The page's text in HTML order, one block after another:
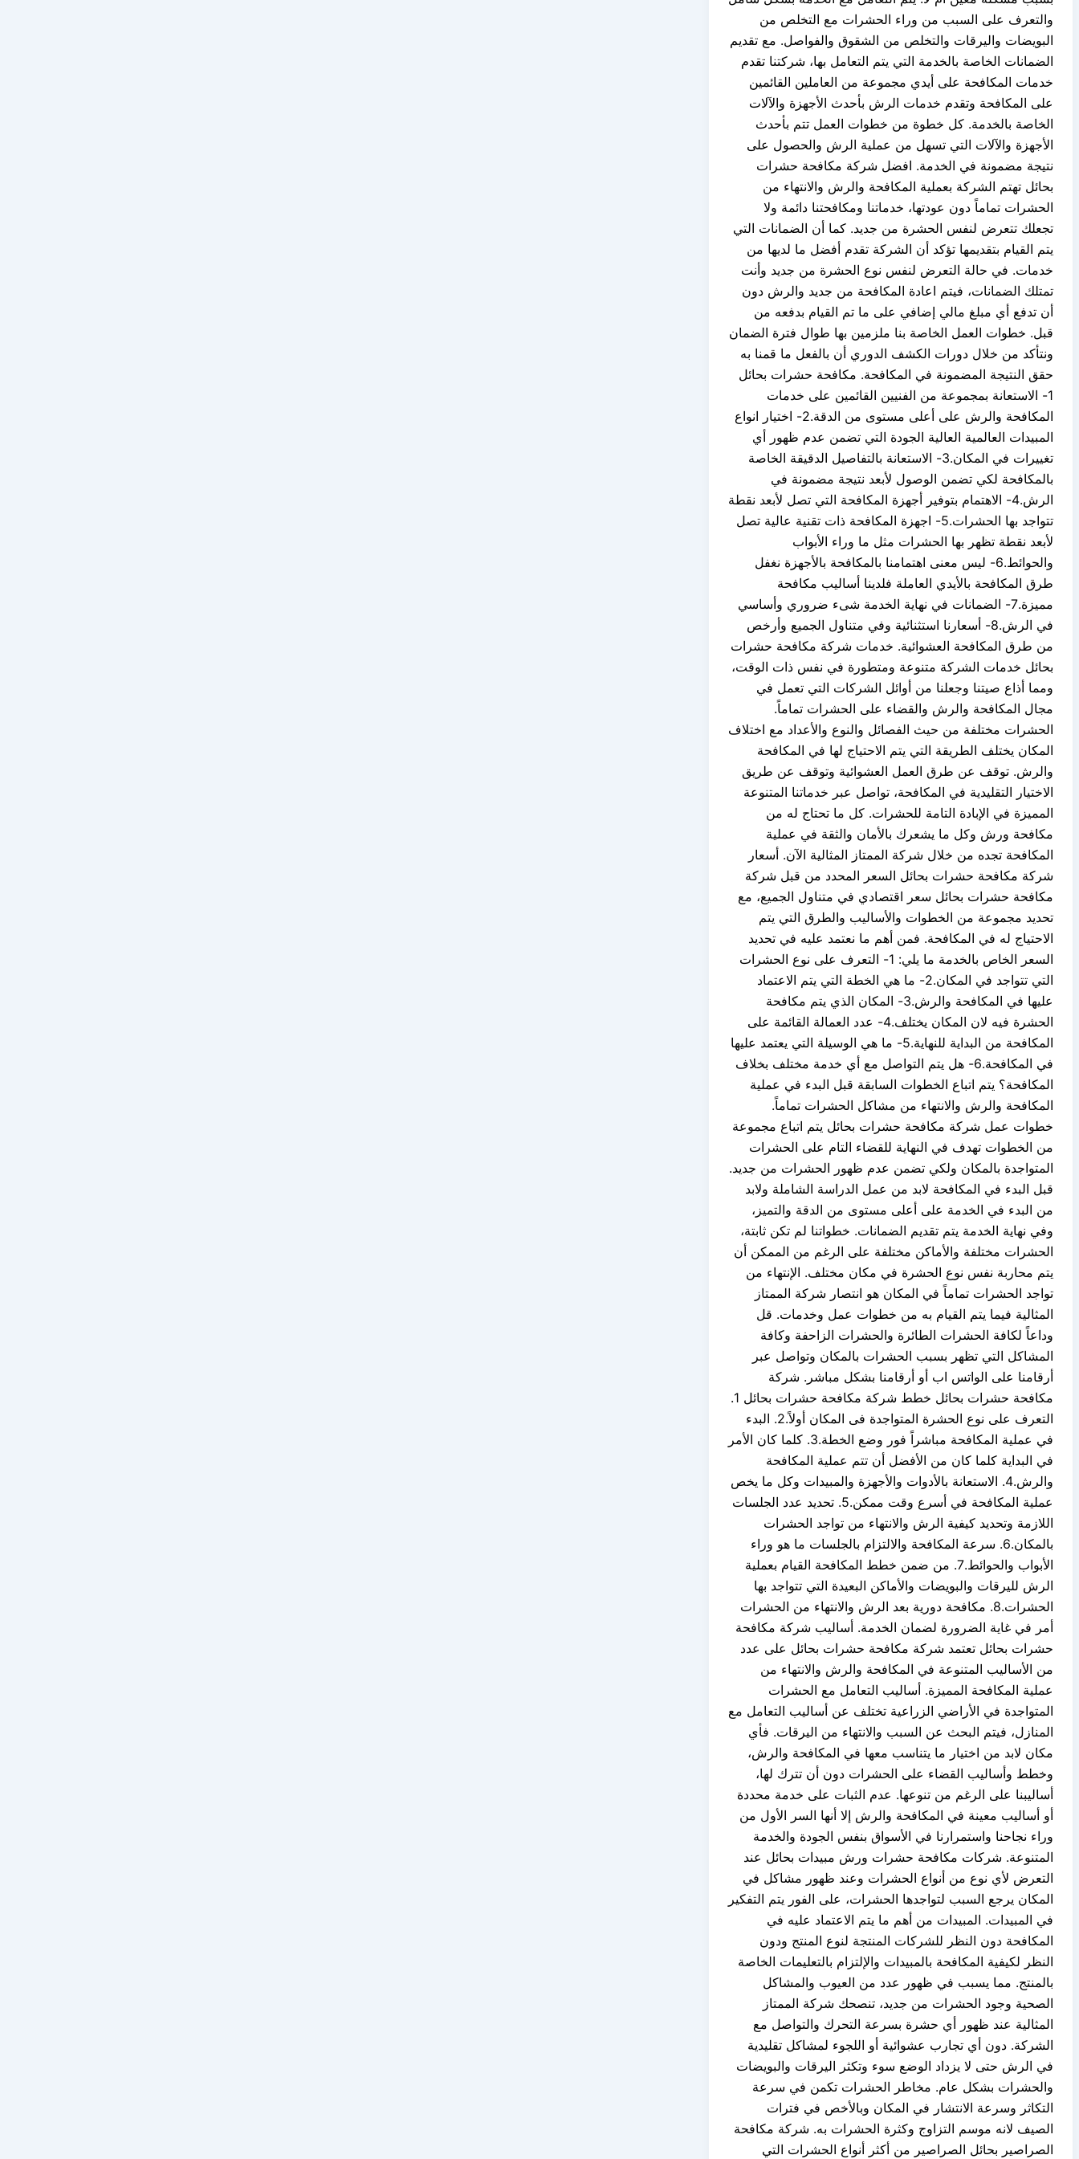
والتعرف على السبب من وراء الحشرات مع التخلص من
البويضات واليرقات والتخلص من الشقوق والفواصل. مع تقديم
الضمانات الخاصة بالخدمة التي يتم التعامل بها، شركتنا تقدم
خدمات المكافحة على أيدي مجموعة من العاملين القائمين
على المكافحة وتقدم خدمات الرش بأحدث الأجهزة والآلات
الخاصة بالخدمة. كل خطوة من خطوات العمل تتم بأحدث
الأجهزة والآلات التي تسهل من عملية الرش والحصول على
نتيجة مضمونة في الخدمة. افضل شركة مكافحة حشرات
بحائل تهتم الشركة بعملية المكافحة والرش والانتهاء من
الحشرات تماماً دون عودتها، خدماتنا ومكافحتنا دائمة ولا
تجعلك تتعرض لنفس الحشرة من جديد. كما أن الضمانات التي
يتم القيام بتقديمها تؤكد أن الشركة تقدم أفضل ما لديها من
خدمات. في حالة التعرض لنفس نوع الحشرة من جديد وأنت
تمتلك الضمانات، فيتم اعادة المكافحة من جديد والرش دون
أن تدفع أي مبلغ مالي إضافي على ما تم القيام بدفعه من
قبل. خطوات العمل الخاصة بنا ملزمين بها طوال فترة الضمان
ونتأكد من خلال دورات الكشف الدوري أن بالفعل ما قمنا به
حقق النتيجة المضمونة في المكافحة. مكافحة حشرات بحائل
1- الاستعانة بمجموعة من الفنيين القائمين على خدمات
المكافحة والرش على أعلى مستوى من الدقة.2- اختيار انواع
المبيدات العالمية العالية الجودة التي تضمن عدم ظهور أي
تغييرات في المكان.3- الاستعانة بالتفاصيل الدقيقة الخاصة
بالمكافحة لكي تضمن الوصول لأبعد نتيجة مضمونة في
الرش.4- الاهتمام بتوفير أجهزة المكافحة التي تصل لأبعد نقطة
تتواجد بها الحشرات.5- اجهزة المكافحة ذات تقنية عالية تصل
لأبعد نقطة تظهر بها الحشرات مثل ما وراء الأبواب
والحوائط.6- ليس معنى اهتمامنا بالمكافحة بالأجهزة نغفل
طرق المكافحة بالأيدي العاملة فلدينا أساليب مكافحة
مميزة.7- الضمانات في نهاية الخدمة شىء ضروري وأساسي
في الرش.8- أسعارنا استثنائية وفي متناول الجميع وأرخص
من طرق المكافحة العشوائية. خدمات شركة مكافحة حشرات
بحائل خدمات الشركة متنوعة ومتطورة في نفس ذات الوقت،
ومما أذاع صيتنا وجعلنا من أوائل الشركات التي تعمل في
مجال المكافحة والرش والقضاء على الحشرات تماماً.
الحشرات مختلفة من حيث الفصائل والنوع والأعداد مع اختلاف
المكان يختلف الطريقة التي يتم الاحتياج لها في المكافحة
والرش. توقف عن طرق العمل العشوائية وتوقف عن طريق
الاختيار التقليدية في المكافحة، تواصل عبر خدماتنا المتنوعة
المميزة في الإبادة التامة للحشرات. كل ما تحتاج له من
مكافحة ورش وكل ما يشعرك بالأمان والثقة في عملية
المكافحة تجده من خلال شركة الممتاز المثالية الآن. أسعار
شركة مكافحة حشرات بحائل السعر المحدد من قبل شركة
مكافحة حشرات بحائل سعر اقتصادي في متناول الجميع، مع
تحديد مجموعة من الخطوات والأساليب والطرق التي يتم
الاحتياج له في المكافحة. فمن أهم ما نعتمد عليه في تحديد
السعر الخاص بالخدمة ما يلي: 1- التعرف على نوع الحشرات
التي تتواجد في المكان.2- ما هي الخطة التي يتم الاعتماد
عليها في المكافحة والرش.3- المكان الذي يتم مكافحة
الحشرة فيه لان المكان يختلف.4- عدد العمالة القائمة على
المكافحة من البداية للنهاية.5- ما هي الوسيلة التي يعتمد عليها
في المكافحة.6- هل يتم التواصل مع أي خدمة مختلف بخلاف
المكافحة؟ يتم اتباع الخطوات السابقة قبل البدء في عملية
المكافحة والرش والانتهاء من مشاكل الحشرات تماماً.
خطوات عمل شركة مكافحة حشرات بحائل يتم اتباع مجموعة
من الخطوات تهدف في النهاية للقضاء التام على الحشرات
المتواجدة بالمكان ولكي تضمن عدم ظهور الحشرات من جديد.
قبل البدء في المكافحة لابد من عمل الدراسة الشاملة ولابد
من البدء في الخدمة على أعلى مستوى من الدقة والتميز،
وفي نهاية الخدمة يتم تقديم الضمانات. خطواتنا لم تكن ثابتة،
الحشرات مختلفة والأماكن مختلفة على الرغم من الممكن أن
يتم محاربة نفس نوع الحشرة في مكان مختلف. الإنتهاء من
تواجد الحشرات تماماً في المكان هو انتصار شركة الممتاز
المثالية فيما يتم القيام به من خطوات عمل وخدمات. قل
وداعاً لكافة الحشرات الطائرة والحشرات الزاحفة وكافة
المشاكل التي تظهر بسبب الحشرات بالمكان وتواصل عبر
أرقامنا على الواتس اب أو أرقامنا بشكل مباشر. شركة
مكافحة حشرات بحائل خطط شركة مكافحة حشرات بحائل 1.
التعرف على نوع الحشرة المتواجدة فى المكان أولاً.2. البدء
في عملية المكافحة مباشراً فور وضع الخطة.3. كلما كان الأمر
في البداية كلما كان من الأفضل أن تتم عملية المكافحة
والرش.4. الاستعانة بالأدوات والأجهزة والمبيدات وكل ما يخص
عملية المكافحة في أسرع وقت ممكن.5. تحديد عدد الجلسات
اللازمة وتحديد كيفية الرش والانتهاء من تواجد الحشرات
بالمكان.6. سرعة المكافحة والالتزام بالجلسات ما هو وراء
الأبواب والحوائط.7. من ضمن خطط المكافحة القيام بعملية
الرش لليرقات والبويضات والأماكن البعيدة التي تتواجد بها
الحشرات.8. مكافحة دورية بعد الرش والانتهاء من الحشرات
أمر في غاية الضرورة لضمان الخدمة. أساليب شركة مكافحة
حشرات بحائل تعتمد شركة مكافحة حشرات بحائل على عدد
من الأساليب المتنوعة في المكافحة والرش والانتهاء من
عملية المكافحة المميزة. أساليب التعامل مع الحشرات
المتواجدة في الأراضي الزراعية تختلف عن أساليب التعامل مع
المنازل، فيتم البحث عن السبب والانتهاء من اليرقات. فأي
مكان لابد من اختيار ما يتناسب معها في المكافحة والرش،
وخطط وأساليب القضاء على الحشرات دون أن تترك لها،
أساليبنا على الرغم من تنوعها. عدم الثبات على خدمة محددة
أو أساليب معينة في المكافحة والرش إلا أنها السر الأول من
وراء نجاحنا واستمرارنا في الأسواق بنفس الجودة والخدمة
المتنوعة. شركات مكافحة حشرات ورش مبيدات بحائل عند
التعرض لأي نوع من أنواع الحشرات وعند ظهور مشاكل في
المكان يرجع السبب لتواجدها الحشرات، على الفور يتم التفكير
في المبيدات. المبيدات من أهم ما يتم الاعتماد عليه في
المكافحة دون النظر للشركات المنتجة لنوع المنتج ودون
النظر لكيفية المكافحة بالمبيدات والإلتزام بالتعليمات الخاصة
بالمنتج. مما يسبب في ظهور عدد من العيوب والمشاكل
الصحية وجود الحشرات من جديد، تنصحك شركة الممتاز
المثالية عند ظهور أي حشرة بسرعة التحرك والتواصل مع
الشركة. دون أي تجارب عشوائية أو اللجوء لمشاكل تقليدية
في الرش حتى لا يزداد الوضع سوء وتكثر اليرقات والبويضات
والحشرات بشكل عام. مخاطر الحشرات تكمن في سرعة
التكاثر وسرعة الانتشار في المكان وبالأخص في فترات
الصيف لانه موسم التزاوج وكثرة الحشرات به. شركة مكافحة
الصراصير بحائل الصراصير من أكثر أنواع الحشرات التي